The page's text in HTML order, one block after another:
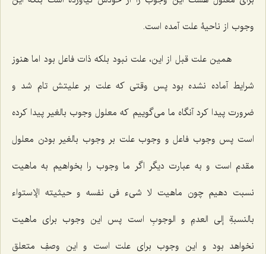
وجوب از ناحیۀ علت آمده است.
همین علت قبل از این، علت نبود بلکه ذات فاعل بود اما هنوز
شرایط آماده نشده بود پس وقتی که علت بر علیتش تام شد و
ضرورت پیدا کرد آنگاه ما می‌گوییم که معلول وجوب بالغیر پیدا کرده
است پس وجوب فاعل و وجوب علت بر وجوب بالغیر بودن معلول
مقدم است و به عبارت دیگر اگر ما وجوب را بخواهیم به ماهیت
نسبت دهیم چون ماهیت لا شیء فی نفسهو حیثیته الإستواء
بالنسبةِ إلی العدمِ و الوجوبِ است پس این وجوب برای ماهیت
نخواهد بود و این وجوب برای علت است و این وصفِ متعلق